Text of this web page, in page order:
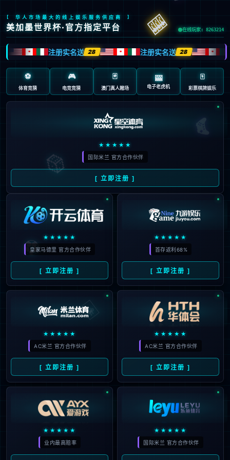
首页 包含"英超"标签的文章
09
2026
176
悬念拉满！阿森纳35胜欧洲第
1，4线争冠，阿尔特塔能否超
越瓜迪奥拉
#曼联#欧冠# 瓜迪奥拉#阿尔特塔#阿森
纳#欧洲#皇家马德里#比赛#曼城#消息资
英超5日凌晨战报!曼城翻车丢
分，阿森纳1比0拿下关键三分